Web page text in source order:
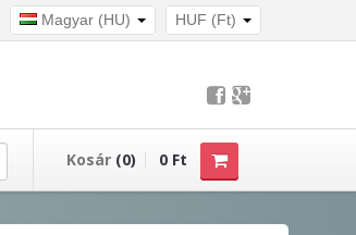
Magyar (HU) HUF (Ft)
Kosár (0) 0 Ft